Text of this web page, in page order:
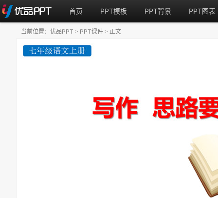
首页 PPT模板 PPT背景 PPT图表
当前位置： 优品PPT > PPT课件 > 正文